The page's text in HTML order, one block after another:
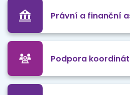
Právní a finanční
Podpora